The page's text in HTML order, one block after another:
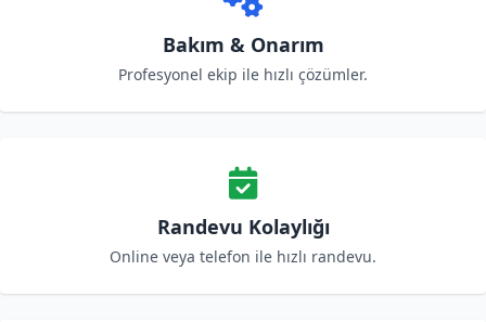
Bakım & Onarım
Profesyonel ekip ile hızlı çözümler.
Randevu Kolaylığı
Online veya telefon ile hızlı randevu.